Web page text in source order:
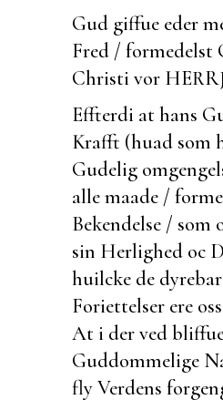
Gud giffue eder
Fred / formedelst
Christi vor
Effterdi at hans
Krafft (huad som
Gudelig
alle maade /
Bekendelse / som
sin Herlighed oc
huilcke de
Foriettelser ere
At i der ved
Guddommelige
fly Verdens